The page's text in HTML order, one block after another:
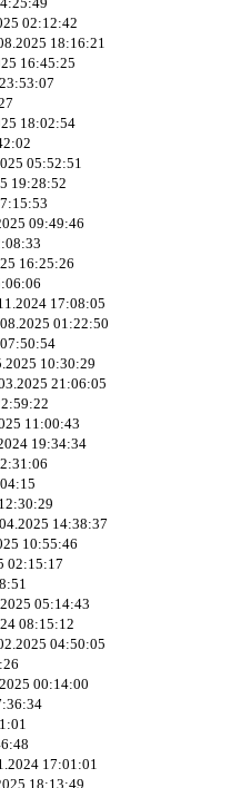
02:12:42
18:16:21
16:45:25
18:02:54
05:52:51
19:28:52
09:49:46
16:25:26
17:08:05
01:22:50
10:30:29
21:06:05
11:00:43
19:34:34
14:38:37
10:55:46
02:15:17
05:14:43
08:15:12
04:50:05
00:14:00
17:01:01
18:13:49